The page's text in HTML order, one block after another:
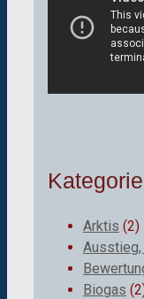
Arktis (2)
Ausstieg,
Biogas